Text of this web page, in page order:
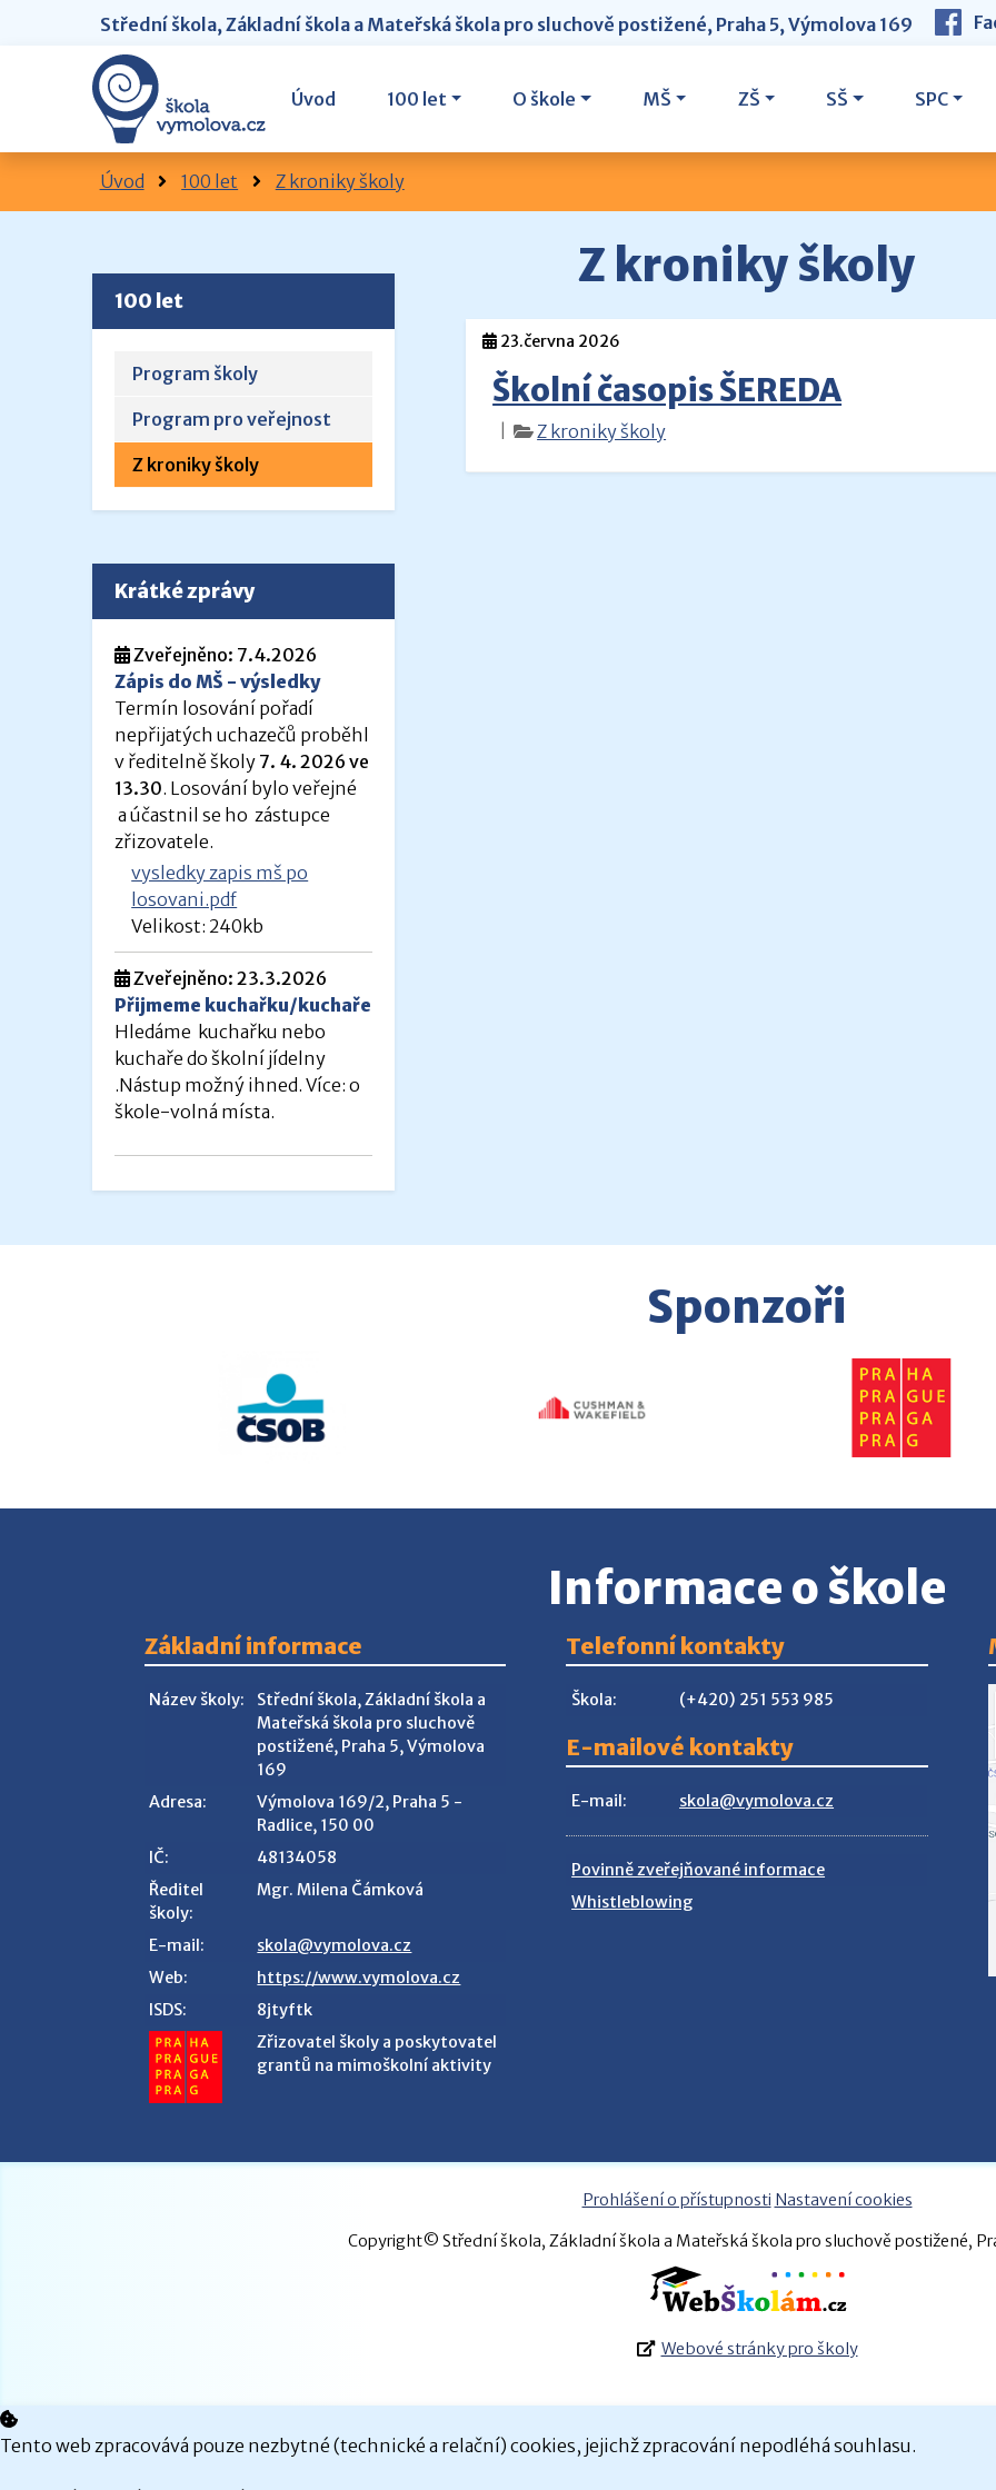
Střední škola, Základní škola a Mateřská škola pro sluchově postižené, Praha 5, Výmolova 169
Úvod 100 let O škole MŠ ZŠ SŠ SPC
Úvod 100 let Z kroniky školy
Z kroniky školy
23.června 2026
Školní časopis ŠEREDA
| Z kroniky školy
100 let
Program školy
Program pro veřejnost
Z kroniky školy
Krátké zprávy
Zveřejněno: 7.4.2026
Zápis do MŠ - výsledky
Termín losování pořadí
nepřijatých uchazečů proběhl
v ředitelně školy 7. 4. 2026 ve
13.30. Losování bylo veřejné
a účastnil se ho zástupce
zřizovatele.
vysledky zapis mš po
losovani.pdf
Velikost: 240kb
Zveřejněno: 23.3.2026
Přijmeme kuchařku/kuchaře
Hledáme kuchařku nebo
kuchaře do školní jídelny
.Nástup možný ihned. Více: o
škole-volná místa.
Sponzoři
Informace o škole
Základní informace
Název školy:
Střední škola, Základní škola a
Mateřská škola pro sluchově
postižené, Praha 5, Výmolova
169
Adresa:
Výmolova 169/2, Praha 5 -
Radlice, 150 00
IČ:
48134058
Ředitel
školy:
Mgr. Milena Čámková
E-mail:
skola@vymolova.cz
Web:
https://www.vymolova.cz
ISDS:
8jtyftk
Zřizovatel školy a poskytovatel
grantů na mimoškolní aktivity
Telefonní kontakty
Škola: (+420) 251 553 985
E-mailové kontakty
E-mail: skola@vymolova.cz
Povinně zveřejňované informace
Whistleblowing
Prohlášení o přístupnosti Nastavení cookies
Copyright© Střední škola, Základní škola a Mateřská škola pro sluchově postižené,
Webové stránky pro školy
Tento web zpracovává pouze nezbytné (technické a relační) cookies, jejichž zpracování nepodléhá souhlasu.